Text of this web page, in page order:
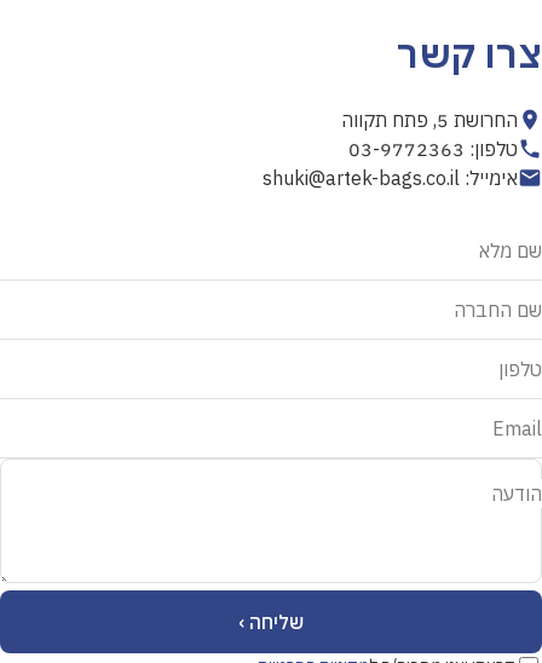
צרו קשר
החרושת 5, פתח תקווה
טלפון: 03-9772363
אימייל: shuki@artek-bags.co.il
שם מלא
שם החברה
טלפון
Email
הודעה
תמלא
זה